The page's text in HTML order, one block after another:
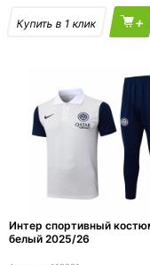
+
Интер спортивный
белый 2025/26